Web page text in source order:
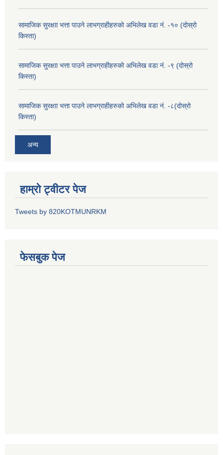
सामाजिक सुरक्षाा भत्ता पाउने लाभग्राहीहरुको अभिलेख वडा नं. -१० (दोस्रो
किस्ता)
सामाजिक सुरक्षाा भत्ता पाउने लाभग्राहीहरुको अभिलेख वडा नं. -९ (दोस्रो
किस्ता)
सामाजिक सुरक्षाा भत्ता पाउने लाभग्राहीहरुको अभिलेख वडा नं. -८(दोस्रो
किस्ता)
अन्य
हाम्रो ट्वीटर पेज
Tweets by 820KOTMUNRKM
फेसबुक पेज